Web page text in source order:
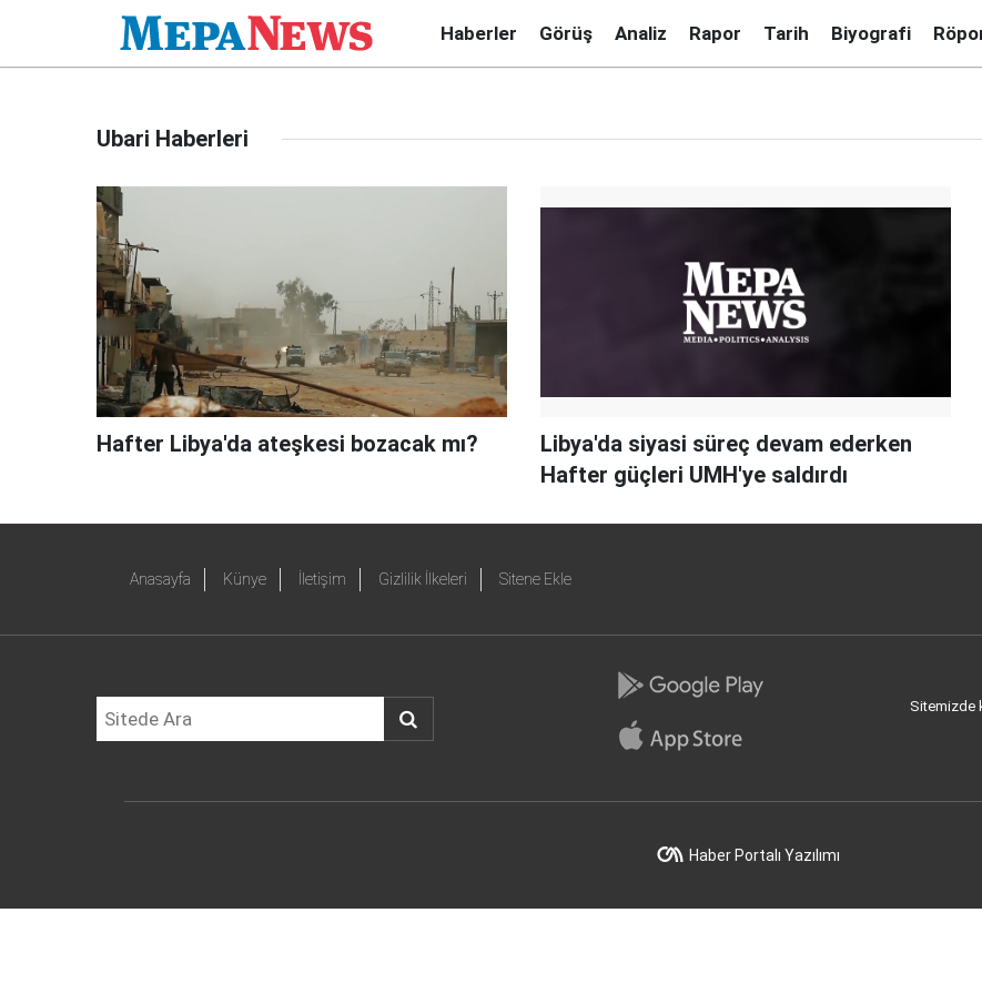
Haberler Görüş Analiz Rapor Tarih Biyografi
Ubari Haberleri
Hafter Libya'da ateşkesi bozacak mı?
Libya'da siyasi süreç devam ederken
Hafter güçleri UMH'ye saldırdı
Anasayfa Künye İletişim Gizlilik İlkeleri Sitene Ekle
Sitemizde
Haber Portalı Yazılımı